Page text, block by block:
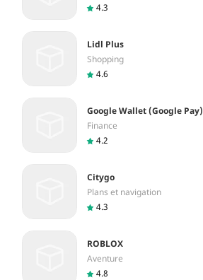
4.3
Lidl Plus
Shopping
4.6
Google Wallet (Google Pay)
Finance
4.2
Citygo
Plans et navigation
4.3
ROBLOX
Aventure
4.8